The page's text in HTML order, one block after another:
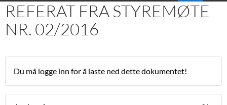
TIL
INNHOLD
REFERAT FRA STYREMØTE
NR. 02/2016
Du må logge inn for å laste ned dette dokumentet!